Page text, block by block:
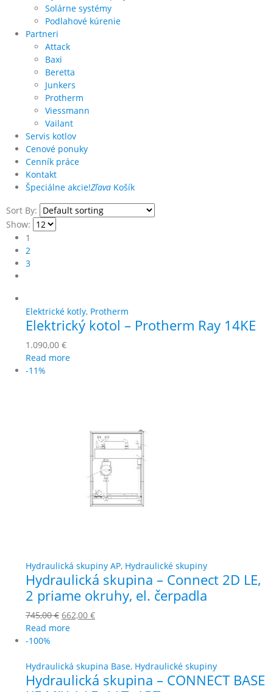
Solárne systémy
Podlahové kúrenie
Partneri
Attack
Baxi
Beretta
Junkers
Protherm
Viessmann
Vailant
Servis kotlov
Cenové ponuky
Cenník práce
Kontakt
Špeciálne akcie!Zľava Košík
Sort By:
Show:
1
2
3
Elektrické kotly, Protherm
Elektrický kotol – Protherm Ray 14KE
1.090,00 €
Read more
-11%
Hydraulická skupiny AP, Hydraulické skupiny
Hydraulická skupina – Connect 2D LE,
2 priame okruhy, el. čerpadla
745,00€ 662,00 €
Read more
-100%
Hydraulická skupina Base, Hydraulické skupiny
Hydraulická skupina – CONNECT BASE